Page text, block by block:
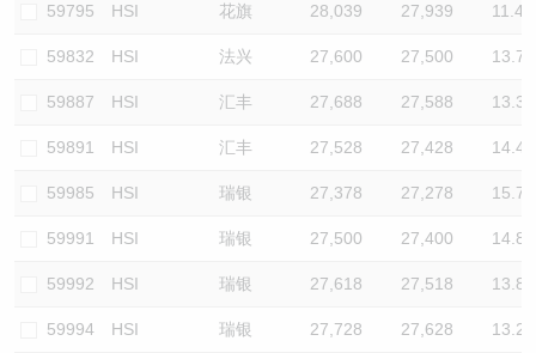
59795 HSI 花旗 28,039 27,939 11.4
59832 HSI 法兴 27,600 27,500 13.7
59887 HSI 汇丰 27,688 27,588 13.3
59891 HSI 汇丰 27,528 27,428 14.4
59985 HSI 瑞银 27,378 27,278 15.7
59991 HSI 瑞银 27,500 27,400 14.8
59992 HSI 瑞银 27,618 27,518 13.8
59994 HSI 瑞银 27,728 27,628 13.2